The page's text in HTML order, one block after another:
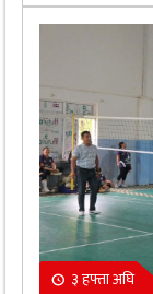
३ हफ्ता अघि